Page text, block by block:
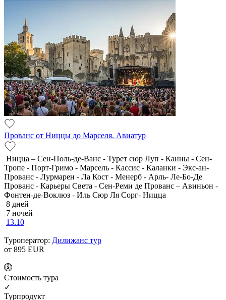
Прованс от Ниццы до Марселя. Авиатур
Ницца – Сен-Поль-де-Ванс - Турет сюр Луп - Канны - Сен-
Тропе - Порт-Гримо - Марсель - Кассис - Каланки - Экс-ан-
Прованс - Лурмарен - Ла Кост - Менерб - Арль- Ле-Бо-Де
Прованс - Карьеры Света - Сен-Реми де Прованс – Авиньон -
Фонтен-де-Воклюз - Иль Сюр Ля Сорг- Ницца
8 дней
7 ночей
13.10
Туроператор: Дилижанс тур
от 895 EUR
Cтоимость тура
✓
Турпродукт